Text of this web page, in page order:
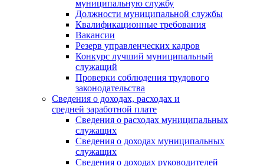
муниципальную службу
Должности муниципальной службы
Квалификационные требования
Вакансии
Резерв управленческих кадров
Конкурс лучший муниципальный
служащий
Проверки соблюдения трудового
законодательства
Сведения о доходах, расходах и
средней заработной плате
Сведения о расходах муниципальных
служащих
Сведения о доходах муниципальных
служащих
Сведения о доходах руководителей